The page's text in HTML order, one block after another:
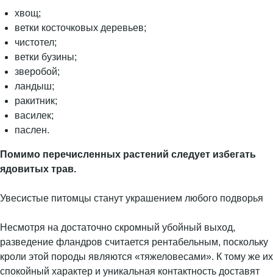
хвощ;
ветки косточковых деревьев;
чистотел;
ветки бузины;
зверобой;
ландыш;
ракитник;
василек;
паслен.
Помимо перечисленных растений следует избегать
ядовитых трав.
Увесистые питомцы станут украшением любого подворья
Несмотря на достаточно скромный убойный выход,
разведение фландров считается рентабельным, поскольку
кроли этой породы являются «тяжеловесами». К тому же их
спокойный характер и уникальная контактность доставят